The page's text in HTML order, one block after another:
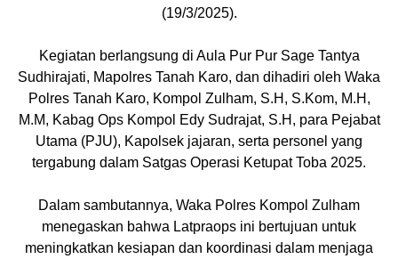
(19/3/2025).
Kegiatan berlangsung di Aula Pur Pur Sage Tantya
Sudhirajati, Mapolres Tanah Karo, dan dihadiri oleh Waka
Polres Tanah Karo, Kompol Zulham, S.H, S.Kom, M.H,
M.M, Kabag Ops Kompol Edy Sudrajat, S.H, para Pejabat
Utama (PJU), Kapolsek jajaran, serta personel yang
tergabung dalam Satgas Operasi Ketupat Toba 2025.
Dalam sambutannya, Waka Polres Kompol Zulham
menegaskan bahwa Latpraops ini bertujuan untuk
meningkatkan kesiapan dan koordinasi dalam menjaga